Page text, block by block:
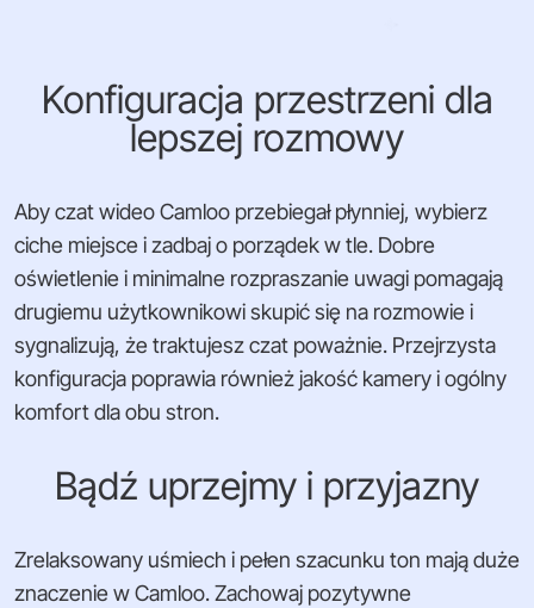
Konfiguracja przestrzeni dla
lepszej rozmowy
Aby czat wideo Camloo przebiegał płynniej, wybierz
ciche miejsce i zadbaj o porządek w tle. Dobre
oświetlenie i minimalne rozpraszanie uwagi pomagają
drugiemu użytkownikowi skupić się na rozmowie i
sygnalizują, że traktujesz czat poważnie. Przejrzysta
konfiguracja poprawia również jakość kamery i ogólny
komfort dla obu stron.
Bądź uprzejmy i przyjazny
Zrelaksowany uśmiech i pełen szacunku ton mają duże
znaczenie w Camloo. Zachowaj pozytywne